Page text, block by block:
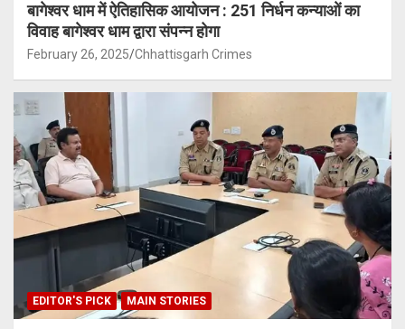
बागेश्वर धाम में ऐतिहासिक आयोजन : 251 निर्धन कन्याओं का
विवाह बागेश्वर धाम द्वारा संपन्न होगा
February 26, 2025 Chhattisgarh Crimes
EDITOR'S PICK MAIN STORIES